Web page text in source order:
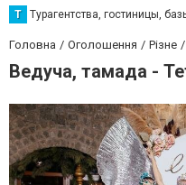
Т Турагентства, гостиницы,
Головна Оголошення Різне
Ведуча, тамада -